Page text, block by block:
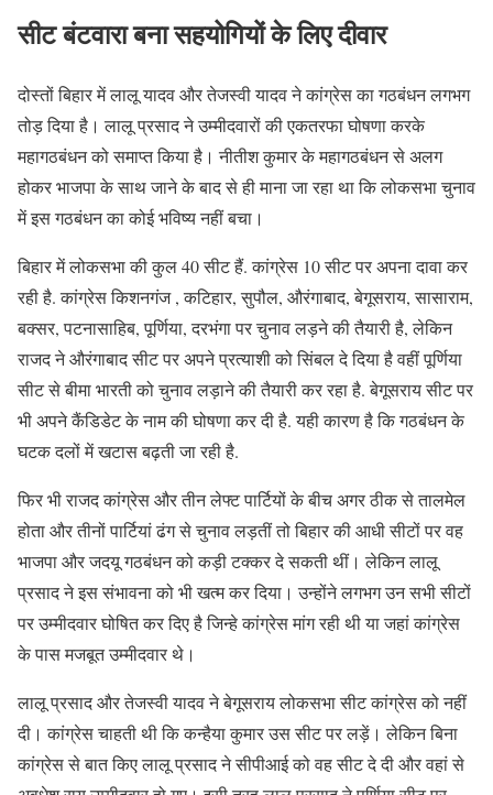
सीट बंटवारा बना सहयोगियों के लिए दीवार
दोस्तों बिहार में लालू यादव और तेजस्वी यादव ने कांग्रेस का गठबंधन लगभग
तोड़ दिया है। लालू प्रसाद ने उम्मीदवारों की एकतरफा घोषणा करके
महागठबंधन को समाप्त किया है। नीतीश कुमार के महागठबंधन से अलग
होकर भाजपा के साथ जाने के बाद से ही माना जा रहा था कि लोकसभा चुनाव
में इस गठबंधन का कोई भविष्य नहीं बचा।
बिहार में लोकसभा की कुल 40 सीट हैं. कांग्रेस 10 सीट पर अपना दावा कर
रही है. कांग्रेस किशनगंज , कटिहार, सुपौल, औरंगाबाद, बेगूसराय, सासाराम,
बक्सर, पटनासाहिब, पूर्णिया, दरभंगा पर चुनाव लड़ने की तैयारी है, लेकिन
राजद ने औरंगाबाद सीट पर अपने प्रत्याशी को सिंबल दे दिया है वहीं पूर्णिया
सीट से बीमा भारती को चुनाव लड़ाने की तैयारी कर रहा है. बेगूसराय सीट पर
भी अपने कैंडिडेट के नाम की घोषणा कर दी है. यही कारण है कि गठबंधन के
घटक दलों में खटास बढ़ती जा रही है.
फिर भी राजद कांग्रेस और तीन लेफ्ट पार्टियों के बीच अगर ठीक से तालमेल
होता और तीनों पार्टियां ढंग से चुनाव लड़तीं तो बिहार की आधी सीटों पर वह
भाजपा और जदयू गठबंधन को कड़ी टक्कर दे सकती थीं। लेकिन लालू
प्रसाद ने इस संभावना को भी खत्म कर दिया। उन्होंने लगभग उन सभी सीटों
पर उम्मीदवार घोषित कर दिए है जिन्हे कांग्रेस मांग रही थी या जहां कांग्रेस
के पास मजबूत उम्मीदवार थे।
लालू प्रसाद और तेजस्वी यादव ने बेगूसराय लोकसभा सीट कांग्रेस को नहीं
दी। कांग्रेस चाहती थी कि कन्हैया कुमार उस सीट पर लड़ें। लेकिन बिना
कांग्रेस से बात किए लालू प्रसाद ने सीपीआई को वह सीट दे दी और वहां से